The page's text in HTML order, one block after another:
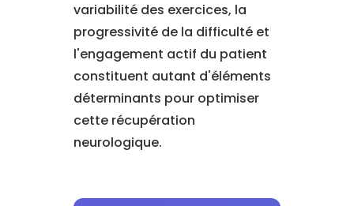
variabilité des exercices, la
progressivité de la difficulté et
l'engagement actif du patient
constituent autant d'éléments
déterminants pour optimiser
cette récupération
neurologique.